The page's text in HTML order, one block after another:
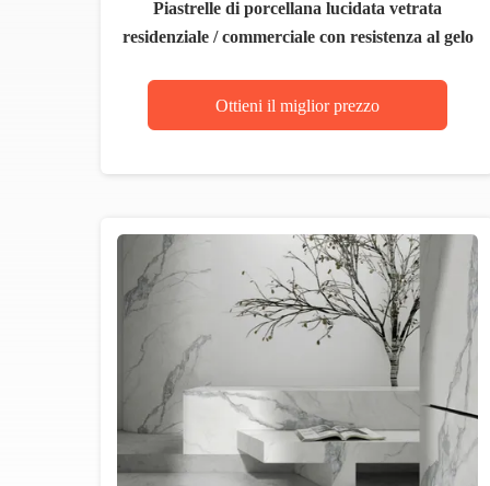
Piastrelle di porcellana lucidata vetrata
residenziale / commerciale con resistenza al gelo
Ottieni il miglior prezzo